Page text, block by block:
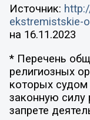
Источник:
ekstremistskie-
на 16.11.2023
* Перечень
религиозных
которых судом
законную силу
запрете